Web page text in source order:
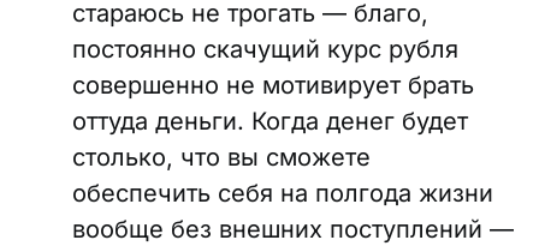
стараюсь не трогать — благо,
постоянно скачущий курс рубля
совершенно не мотивирует брать
оттуда деньги. Когда денег будет
столько, что вы сможете
обеспечить себя на полгода жизни
вообще без внешних поступлений —